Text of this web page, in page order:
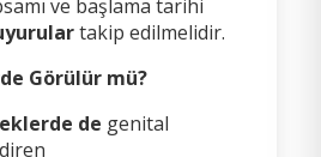
ve başlama tarihi
takip edilmelidir.
Görülür mü?
de genital